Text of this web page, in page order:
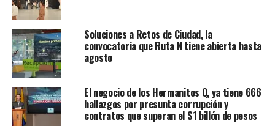
Soluciones a Retos de Ciudad, la
convocatoria que Ruta N tiene abierta hasta
agosto
El negocio de los Hermanitos Q, ya tiene 666
hallazgos por presunta corrupción y
contratos que superan el $1 billón de pesos